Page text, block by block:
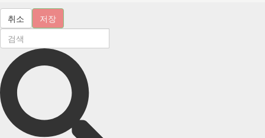
취소 저장